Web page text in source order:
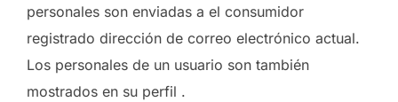
personales son enviadas a el consumidor
registrado dirección de correo electrónico actual.
Los personales de un usuario son también
mostrados en su perfil .